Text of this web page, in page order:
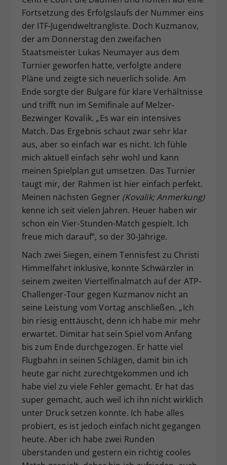
Fortsetzung des Erfolgslaufs der Nummer eins
der ITF-Jugendweltrangliste. Doch Kuzmanov,
der am Donnerstag den zweifachen
Staatsmeister Lukas Neumayer aus dem
Turnier geworfen hatte, verfolgte andere
Pläne und zeigte sich neuerlich solide. Am
Ende sorgte der Bulgare für klare Verhältnisse
und trifft nun im Semifinale auf Melzer-
Bezwinger Kovalik. „Es war ein intensives
Match. Das Ergebnis schaut zwar sehr klar
aus, aber so einfach war es nicht. Ich fühle
mich aktuell einfach sehr wohl und kann
meinen Spielplan gut umsetzen. Das Turnier
taugt mir, der Rahmen ist hier einfach perfekt.
Meinen nächsten Gegner (Kovalik; Anmerkung)
kenne ich seit vielen Jahren. Heuer haben wir
schon ein Vier-Stunden-Match gespielt. Ich
freue mich darauf“, so der 30-Jährige.
Nach zwei Siegen, einem Tennisfest zu Christi
Himmelfahrt inklusive, konnte Schwärzler in
seinem zweiten Viertelfinalmatch auf der ATP-
Challenger-Tour gegen Kuzmanov nicht an
seine Leistung vom Vortag anschließen. „Ich
bin riesig enttäuscht, denn ich habe mir mehr
erwartet. Dimitar hat sein Spiel vom Anfang
bis zum Ende durchgezogen. Er hatte viel
Flugbahn in seinen Schlägen, damit bin ich
heute gar nicht zurechtgekommen und ich
habe viel zu viele Fehler gemacht. Er hat das
super gemacht, auch weil ich ihn nicht wirklich
unter Druck setzen konnte. Ich habe alles
probiert, es ist jedoch einfach nicht gegangen
heute. Aber ich habe zwei Runden
überstanden und gestern ein richtig cooles